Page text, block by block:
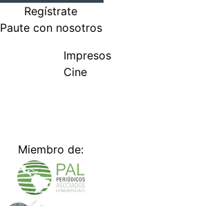
Regístrate
Paute con nosotros
Impresos
Cine
Miembro de: